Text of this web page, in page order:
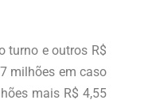
turno e outros R$
milhões em caso
mais R$ 4,55